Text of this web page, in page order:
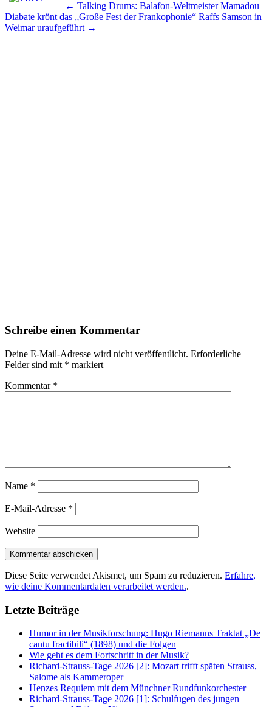
← Talking Drums: Balafon-Weltmeister Mamadou
Diabate krönt das „Große Fest der Frankophonie“ Raffs Samson in
Weimar uraufgeführt →
Schreibe einen Kommentar
Deine E-Mail-Adresse wird nicht veröffentlicht. Erforderliche
Felder sind mit * markiert
Kommentar *
Name *
E-Mail-Adresse *
Website
Diese Seite verwendet Akismet, um Spam zu reduzieren. Erfahre,
wie deine Kommentardaten verarbeitet werden..
Letzte Beiträge
Humor in der Musikforschung: Hugo Riemanns Traktat „De
cantu fractibili“ (1898) und die Folgen
Wie geht es dem Fortschritt in der Musik?
Richard-Strauss-Tage 2026 [2]: Mozart trifft späten Strauss,
Salome als Kammeroper
Henzes Requiem mit dem Münchner Rundfunkorchester
Richard-Strauss-Tage 2026 [1]: Schulfugen des jungen